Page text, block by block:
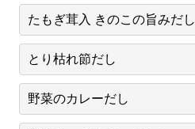
たもぎ茸入 きのこの旨みだし
とり枯れ節だし
野菜のカレーだし